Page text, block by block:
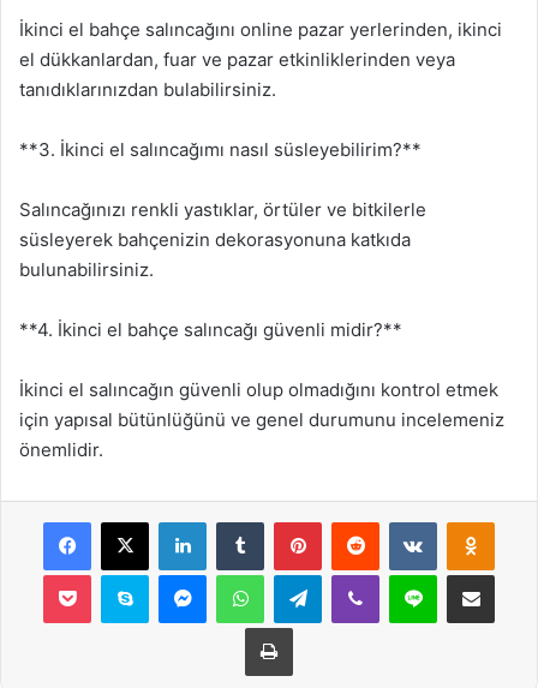
İkinci el bahçe salıncağını online pazar yerlerinden, ikinci
el dükkanlardan, fuar ve pazar etkinliklerinden veya
tanıdıklarınızdan bulabilirsiniz.
**3. İkinci el salıncağımı nasıl süsleyebilirim?**
Salıncağınızı renkli yastıklar, örtüler ve bitkilerle
süsleyerek bahçenizin dekorasyonuna katkıda
bulunabilirsiniz.
**4. İkinci el bahçe salıncağı güvenli midir?**
İkinci el salıncağın güvenli olup olmadığını kontrol etmek
için yapısal bütünlüğünü ve genel durumunu incelemeniz
önemlidir.
Facebook
X LinkedInTumblr PinterestReddit VKontakte
Pocket Skype MessengerWhatsAppTelegramViber Line E-Posta ile
Yazdır